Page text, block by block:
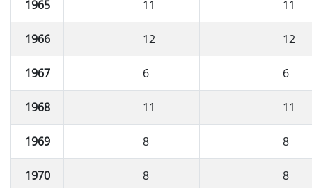
1965 11 11
1966 12 12
1967 6 6
1968 11 11
1969 8 8
1970 8 8